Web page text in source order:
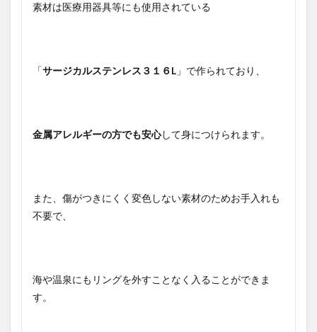
素材は医療用器具等にも使用されている
「サージカルステンレス３１６L 」で作られており、
金属アレルギーの方でも安心して身につけられます。
また、傷がつきにくく変色しない素材のためお手入れも
不要で、
海や温泉にもリングを外すことなく入ることができま
す。